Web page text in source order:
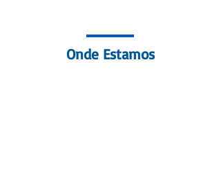
Onde Estamos